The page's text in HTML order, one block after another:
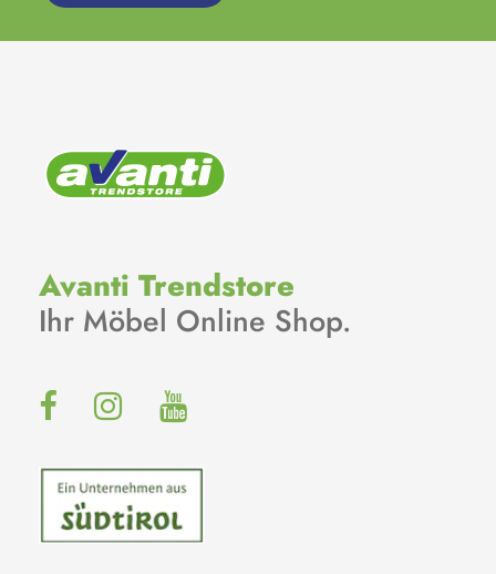
Avanti Trendstore
Ihr Möbel Online Shop.